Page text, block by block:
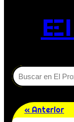
Buscar
« Anterior